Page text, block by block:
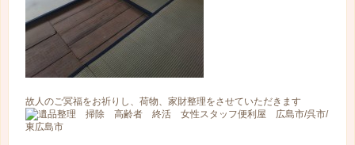
故人のご冥福をお祈りし、荷物、家財整理をさせていただきます